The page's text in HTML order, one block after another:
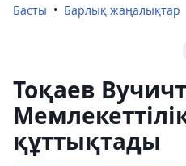
Басты Барлық жаңалықтар
Тоқаев
құттықтады